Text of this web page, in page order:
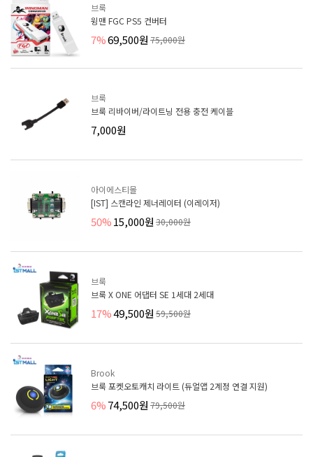
브룩
윙맨 FGC PS5 컨버터
7%69,500원 75,000원
브룩
브룩 리바이버/라이트닝 전용 충전 케이블
7,000원
아이에스티몰
[IST] 스캔라인 제너레이터 (이레이저)
50%15,000원 30,000원
브룩
브룩 X ONE 어댑터 SE 1세대 2세대
17%49,500원 59,500원
Brook
브룩 포켓오토캐치 라이트 (듀얼앱 2계정 연결 지원)
6%74,500원 79,500원